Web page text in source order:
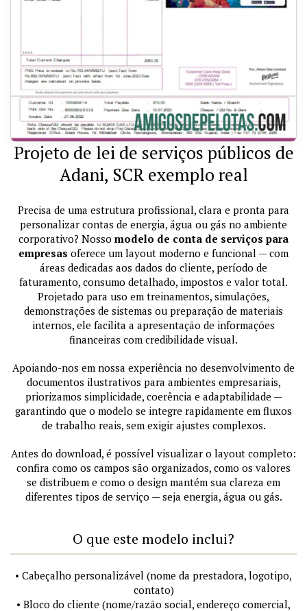
Projeto de lei de serviços públicos de
Adani, SCR exemplo real
Precisa de uma estrutura profissional, clara e pronta para
personalizar contas de energia, água ou gás no ambiente
corporativo? Nosso modelo de conta de serviços para
empresas oferece um layout moderno e funcional — com
áreas dedicadas aos dados do cliente, período de
faturamento, consumo detalhado, impostos e valor total.
Projetado para uso em treinamentos, simulações,
demonstrações de sistemas ou preparação de materiais
internos, ele facilita a apresentação de informações
financeiras com credibilidade visual.
Apoiando-nos em nossa experiência no desenvolvimento de
documentos ilustrativos para ambientes empresariais,
priorizamos simplicidade, coerência e adaptabilidade —
garantindo que o modelo se integre rapidamente em fluxos
de trabalho reais, sem exigir ajustes complexos.
Antes do download, é possível visualizar o layout completo:
confira como os campos são organizados, como os valores
se distribuem e como o design mantém sua clareza em
diferentes tipos de serviço — seja energia, água ou gás.
O que este modelo inclui?
• Cabeçalho personalizável (nome da prestadora, logotipo,
contato)
• Bloco do cliente (nome/razão social, endereço comercial,